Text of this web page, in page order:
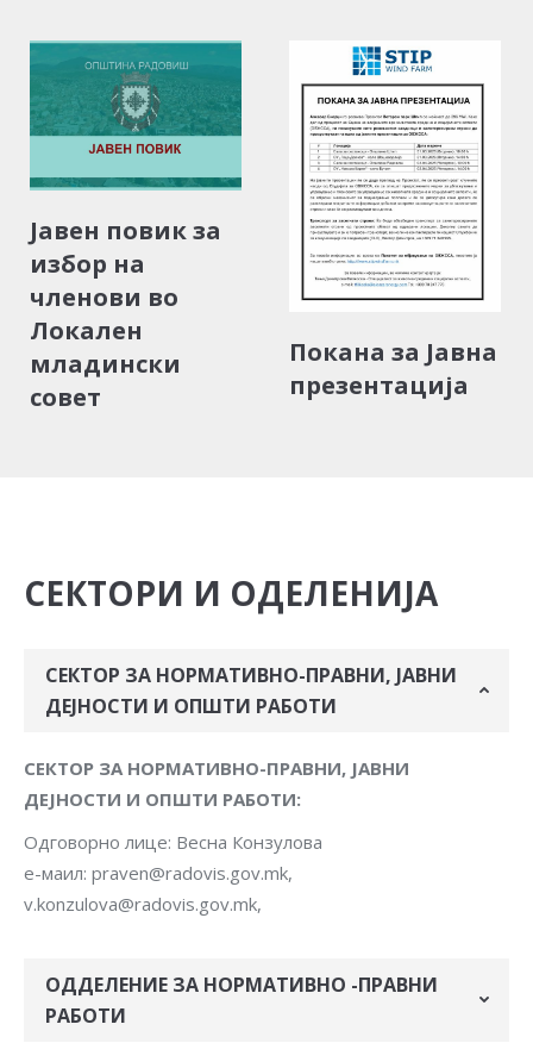
Јавен повик за
избор на
членови во
Локален
младински
совет
Покана за Јавна
презентација
СЕКТОРИ И ОДЕЛЕНИЈА
СЕКТОР ЗА НОРМАТИВНО-ПРАВНИ, ЈАВНИ
ДЕЈНОСТИ И ОПШТИ РАБОТИ
СЕКТОР ЗА НОРМАТИВНО-ПРАВНИ, ЈАВНИ
ДЕЈНОСТИ И ОПШТИ РАБОТИ:
Одговорно лице: Весна Конзулова
е-маил: praven@radovis.gov.mk,
v.konzulova@radovis.gov.mk,
ОДДЕЛЕНИЕ ЗА НОРМАТИВНО -ПРАВНИ
РАБОТИ